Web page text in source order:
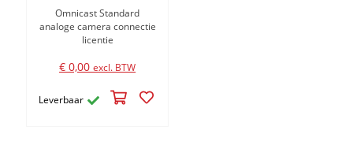
Omnicast Standard
analoge camera connectie
licentie
€ 0,00excl. BTW
Leverbaar